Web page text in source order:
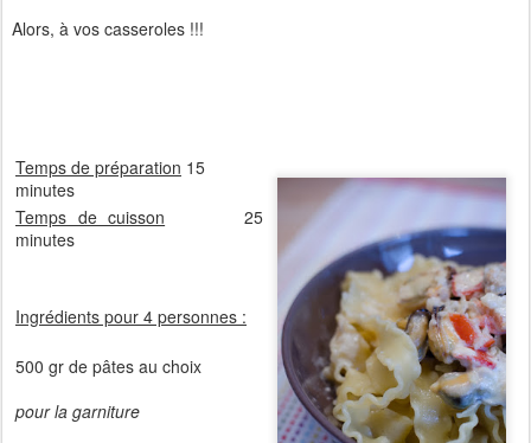
Alors, à vos casseroles !!!
Temps de préparation 15
minutes
Temps de cuisson 25
minutes
Ingrédients pour 4 personnes :
500 gr de pâtes au choix
pour la garniture